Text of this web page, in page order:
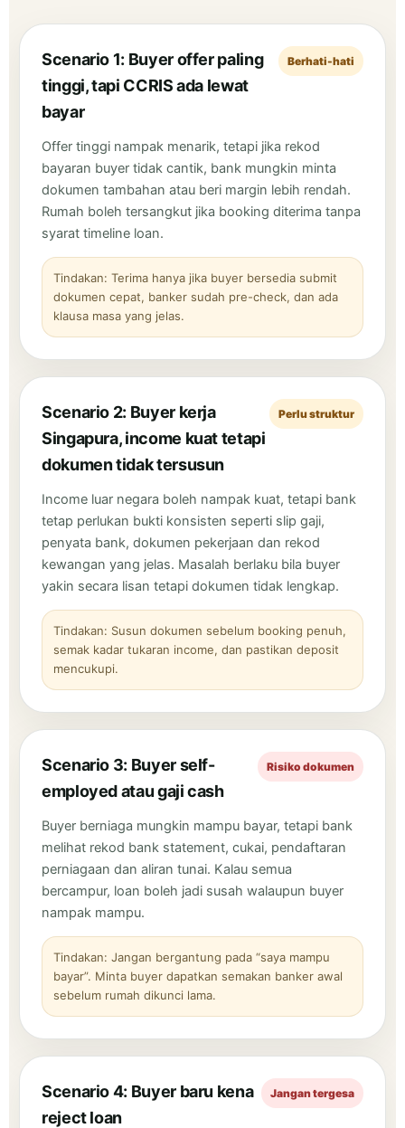
Scenario 1: Buyer offer paling
tinggi, tapi CCRIS ada lewat
bayar
Berhati-hati
Offer tinggi nampak menarik, tetapi jika rekod
bayaran buyer tidak cantik, bank mungkin minta
dokumen tambahan atau beri margin lebih rendah.
Rumah boleh tersangkut jika booking diterima tanpa
syarat timeline loan.
Tindakan: Terima hanya jika buyer bersedia submit
dokumen cepat, banker sudah pre-check, dan ada
klausa masa yang jelas.
Scenario 2: Buyer kerja
Singapura, income kuat tetapi
dokumen tidak tersusun
Perlu struktur
Income luar negara boleh nampak kuat, tetapi bank
tetap perlukan bukti konsisten seperti slip gaji,
penyata bank, dokumen pekerjaan dan rekod
kewangan yang jelas. Masalah berlaku bila buyer
yakin secara lisan tetapi dokumen tidak lengkap.
Tindakan: Susun dokumen sebelum booking penuh,
semak kadar tukaran income, dan pastikan deposit
mencukupi.
Scenario 3: Buyer self-
employed atau gaji cash
Risiko dokumen
Buyer berniaga mungkin mampu bayar, tetapi bank
melihat rekod bank statement, cukai, pendaftaran
perniagaan dan aliran tunai. Kalau semua
bercampur, loan boleh jadi susah walaupun buyer
nampak mampu.
Tindakan: Jangan bergantung pada “saya mampu
bayar”. Minta buyer dapatkan semakan banker awal
sebelum rumah dikunci lama.
Scenario 4: Buyer baru kena
reject loan
Jangan tergesa